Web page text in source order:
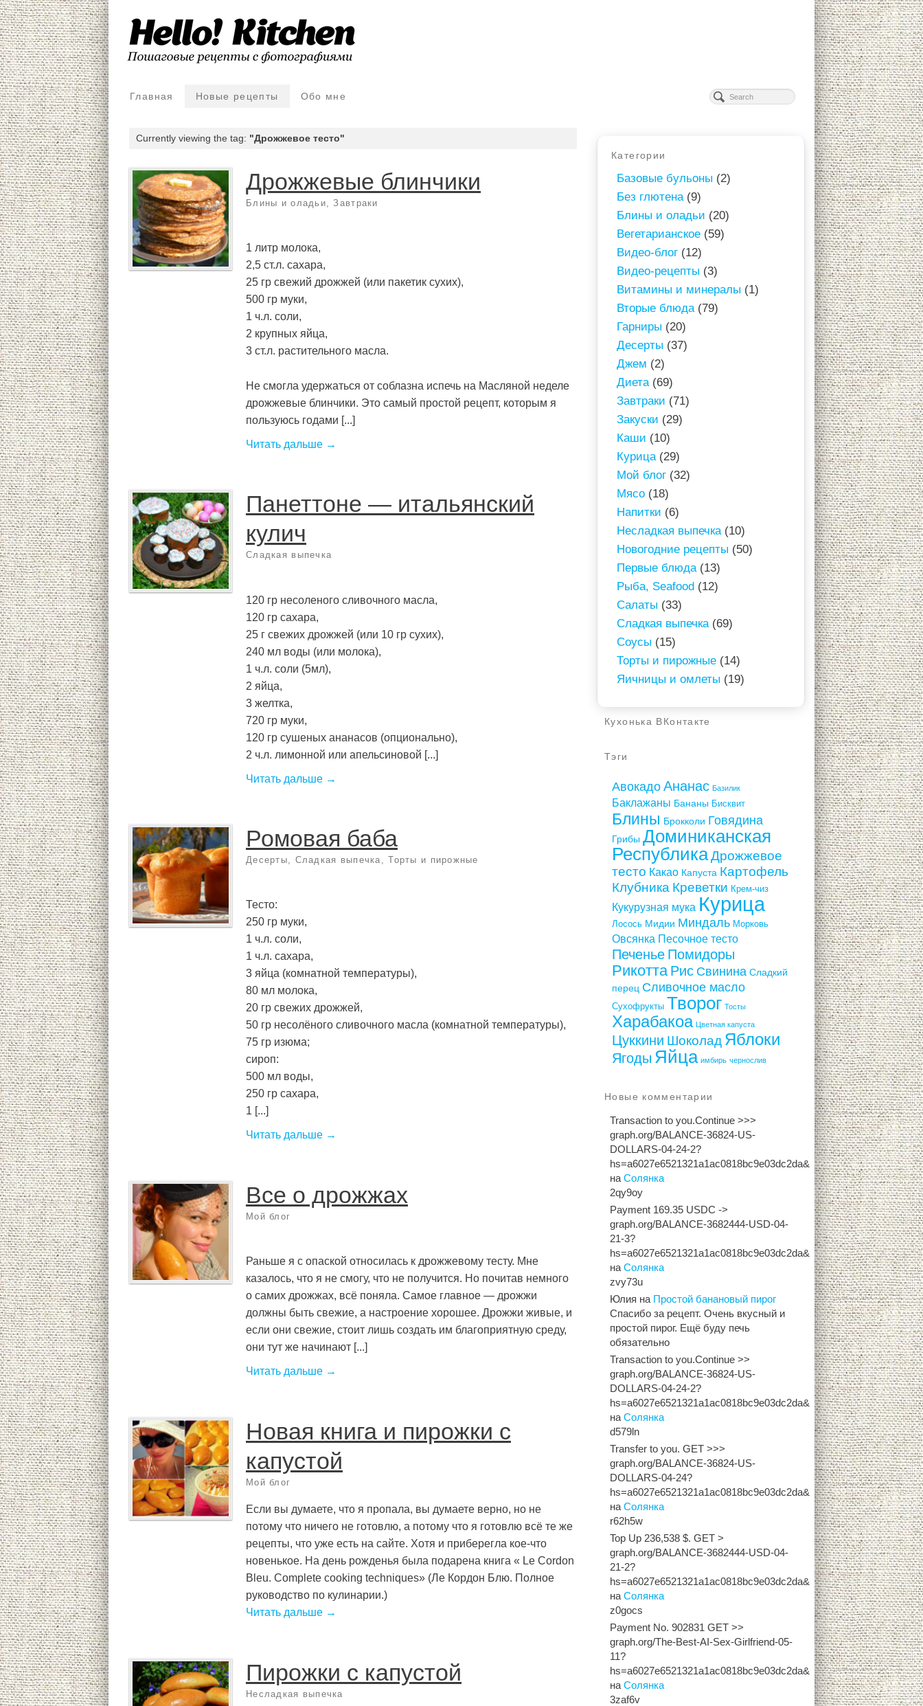
Главная Новые рецепты Обо мне
Currently viewing the tag: "Дрожжевое тесто"
Дрожжевые блинчики
Блины и оладьи ,Завтраки
1 литр молока,
2,5 ст.л. сахара,
25 гр свежий дрожжей (или пакетик сухих),
500 гр муки,
1 ч.л. соли,
2 крупных яйца,
3 ст.л. растительного масла.
Не смогла удержаться от соблазна испечь на Масляной неделе
дрожжевые блинчики. Это самый простой рецепт, которым я
пользуюсь годами [...]
Читать дальше →
Панеттоне — итальянский
кулич
Сладкая выпечка
120 гр несоленого сливочного масла,
120 гр сахара,
25 г свежих дрожжей (или 10 гр сухих),
240 мл воды (или молока),
1 ч.л. соли (5мл),
2 яйца,
3 желтка,
720 гр муки,
120 гр сушеных ананасов (опционально),
2 ч.л. лимонной или апельсиновой [...]
Читать дальше →
Ромовая баба
Десерты, Сладкая выпечка ,Торты и пирожные
Тесто:
250 гр муки,
1 ч.л. соли,
1 ч.л. сахара,
3 яйца (комнатной температуры),
80 мл молока,
20 гр свежих дрожжей,
50 гр несолёного сливочного масла (комнатной температуры),
75 гр изюма;
сироп:
500 мл воды,
250 гр сахара,
1 [...]
Читать дальше →
Все о дрожжах
Мой блог
Раньше я с опаской относилась к дрожжевому тесту. Мне
казалось, что я не смогу, что не получится. Но почитав немного
о самих дрожжах, всё поняла. Самое главное — дрожжи
должны быть свежие, а настроение хорошее. Дрожжи живые, и
если они свежие, стоит лишь создать им благоприятную среду,
они тут же начинают [...]
Читать дальше →
Новая книга и пирожки с
капустой
Мой блог
Если вы думаете, что я пропала, вы думаете верно, но не
потому что ничего не готовлю, а потому что я готовлю всё те же
рецепты, что уже есть на сайте. Хотя и приберегла кое-что
новенькое. На день рожденья была подарена книга « Le Cordon
Bleu. Complete cooking techniques» (Ле Кордон Блю. Полное
руководство по кулинарии.)
Читать дальше →
Пирожки с капустой
Несладкая выпечка
Категории
Базовые бульоны (2)
Без глютена(9)
Блины и оладьи (20)
Вегетарианское (59)
Видео-блог (12)
Видео-рецепты (3)
Витамины и минералы (1)
Вторые блюда(79)
Гарниры (20)
Десерты (37)
Джем (2)
Диета(69)
Завтраки (71)
Закуски (29)
Каши (10)
Курица(29)
Мой блог (32)
Мясо (18)
Напитки (6)
Несладкая выпечка(10)
Новогодние рецепты (50)
Первые блюда(13)
Рыба, Seafood (12)
Салаты (33)
Сладкая выпечка(69)
Соусы (15)
Торты и пирожные (14)
Яичницы и омлеты (19)
Кухонька ВКонтакте
Тэги
Авокадо Ананас Базилик
Баклажаны Бананы Бисквит
Блины Брокколи Говядина
Грибы Доминиканская
РеспубликаДрожжевое
тесто Какао Капуста Картофель
Клубника Креветки Крем-чиз
Кукурузная мука Курица
Лосось Мидии Миндаль Морковь
Овсянка Песочное тесто
Печенье Помидоры
Рикотта Рис Свинина Сладкий
перец Сливочное масло
Сухофрукты Творог Тосты
Харабакоа Цветная капуста
Цуккини Шоколад Яблоки
Ягоды Яйца имбирь чернослив
Новые комментарии
Transaction to you.Continue >>>
graph.org/BALANCE-36824-US-
DOLLARS-04-24-2?
hs=a6027e6521321a1ac0818bc9e03dc2da&
наСолянка
2qy9oy
Payment 169.35 USDC ->
graph.org/BALANCE-3682444-USD-04-
21-3?
hs=a6027e6521321a1ac0818bc9e03dc2da&
наСолянка
zvy73u
Юлия на Простой банановый пирог
Спасибо за рецепт. Очень вкусный и
простой пирог. Ещё буду печь
обязательно
Transaction to you.Continue >>
graph.org/BALANCE-36824-US-
DOLLARS-04-24-2?
hs=a6027e6521321a1ac0818bc9e03dc2da&
наСолянка
d579ln
Transfer to you. GET >>>
graph.org/BALANCE-36824-US-
DOLLARS-04-24?
hs=a6027e6521321a1ac0818bc9e03dc2da&
наСолянка
r62h5w
Top Up 236,538 $. GET >
graph.org/BALANCE-3682444-USD-04-
21-2?
hs=a6027e6521321a1ac0818bc9e03dc2da&
наСолянка
z0gocs
Payment No. 902831 GET >>
graph.org/The-Best-AI-Sex-Girlfriend-05-
11?
hs=a6027e6521321a1ac0818bc9e03dc2da&
наСолянка
3zaf6v